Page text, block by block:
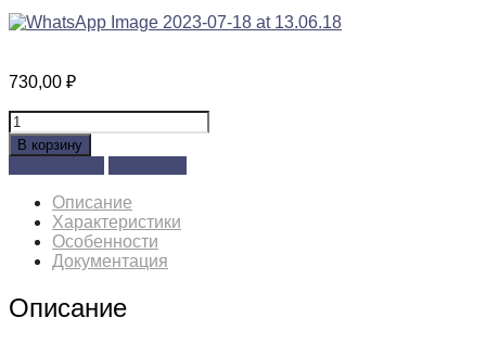
730,00 ₽
Количество
товара
10081
ТЭН
1500
В корзину
Описание
Характеристики
Особенности
Документация
Описание